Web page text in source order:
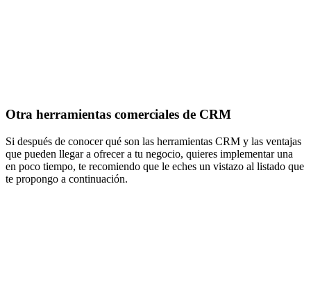
Otra herramientas comerciales de CRM
Si después de conocer qué son las herramientas CRM y las ventajas
que pueden llegar a ofrecer a tu negocio, quieres implementar una
en poco tiempo, te recomiendo que le eches un vistazo al listado que
te propongo a continuación.